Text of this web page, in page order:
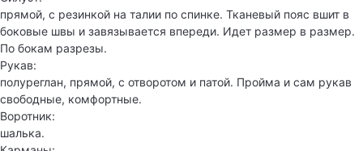
прямой, с резинкой на талии по спинке. Тканевый пояс вшит в
боковые швы и завязывается впереди. Идет размер в размер.
По бокам разрезы.
Рукав:
полуреглан, прямой, с отворотом и патой. Пройма и сам рукав
свободные, комфортные.
Воротник:
шалька.